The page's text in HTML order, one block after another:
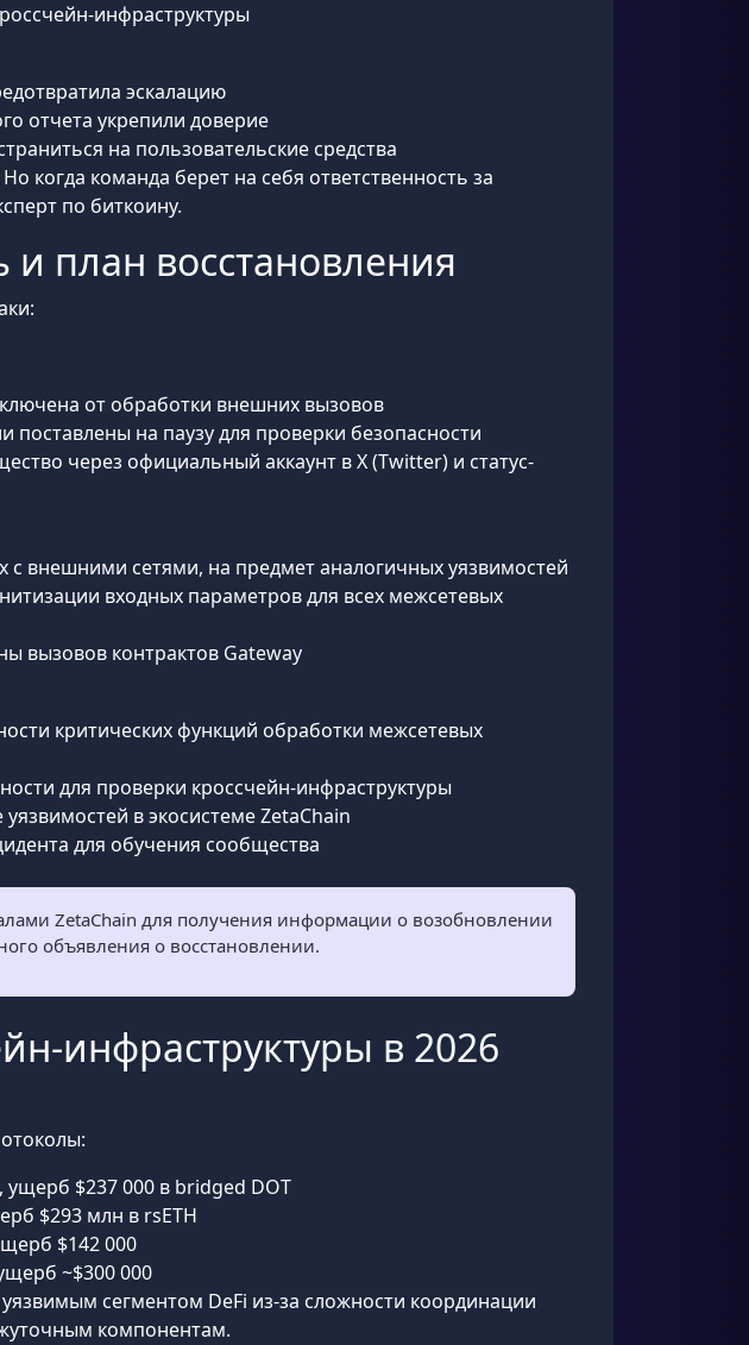
инфраструктуры
эскалацию
отчета укрепили доверие
на пользовательские средства
когда команда берет на себя ответственность за
по биткоину.
план восстановления
от обработки внешних вызовов
поставлены на паузу для проверки безопасности
через официальный аккаунт в X (Twitter) и статус-
с внешними сетями, на предмет аналогичных уязвимостей
входных параметров для всех межсетевых
вызовов контрактов Gateway
критических функций обработки межсетевых
для проверки кроссчейн-инфраструктуры
в экосистеме ZetaChain
для обучения сообщества
ZetaChain для получения информации о возобновлении
объявления о восстановлении.
инфраструктуры в 2026
ущерб $237 000 в bridged DOT
$293 млн в rsETH
$142 000
~$300 000
сегментом DeFi из-за сложности координации
компонентам.